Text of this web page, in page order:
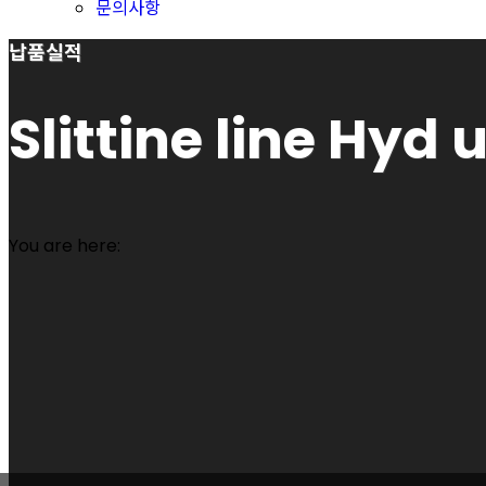
문의사항
납품실적
Slittine line Hyd
You are here: